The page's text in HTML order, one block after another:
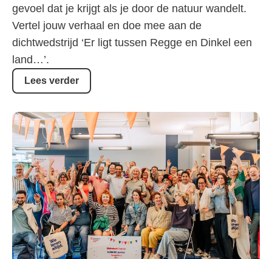
Lees verder
gevoel dat je krijgt als je door de natuur wandelt.
Vertel jouw verhaal en doe mee aan de
dichtwedstrijd ‘Er ligt tussen Regge en Dinkel een
land…’.